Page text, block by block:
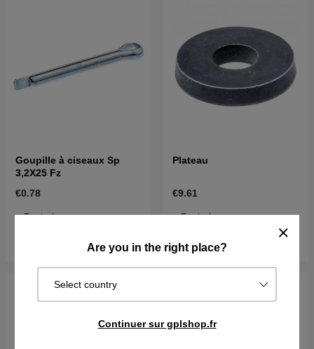
Are you in the right place?
Select country
Continuer sur gplshop.fr
Goupille à ciseaux Sp
3,2X25 Fz
€0.78
En stock
Plateau
€9.61
En stock